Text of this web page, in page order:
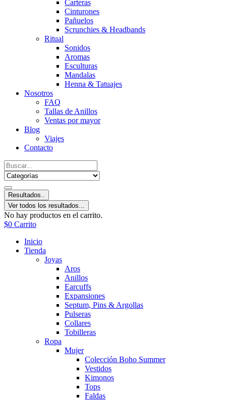
Carteras
Cinturones
Pañuelos
Scrunchies & Headbands
Ritual
Sonidos
Aromas
Esculturas
Mandalas
Henna & Tatuajes
Nosotros
FAQ
Tallas de Anillos
Ventas por mayor
Blog
Viajes
Contacto
Resultados..
Ver todos los resultados...
No hay productos en el carrito.
$0 Carrito
Inicio
Tienda
Joyas
Aros
Anillos
Earcuffs
Expansiones
Septum, Pins & Argollas
Pulseras
Collares
Tobilleras
Ropa
Mujer
Colección Boho Summer
Vestidos
Kimonos
Tops
Faldas